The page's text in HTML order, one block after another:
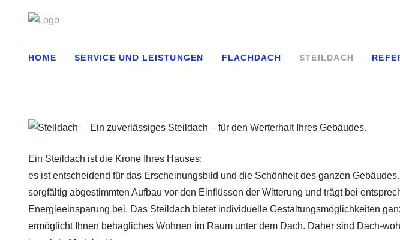
HOME SERVICE UND LEISTUNGEN FLACHDACH STEILDACH
Ein zuverlässiges Steildach – für den Werterhalt Ihres Gebäudes.
Ein Steildach ist die Krone Ihres Hauses:
es ist entscheidend für das Erscheinungsbild und die Schönheit des ganzen
sorgfältig abgestimmten Aufbau vor den Einflüssen der Witterung und trägt bei
Energieeinsparung bei. Das Steildach bietet individuelle Gestaltungsmöglichkeiten
ermöglicht Ihnen behagliches Wohnen im Raum unter dem Dach. Daher sind Dach-